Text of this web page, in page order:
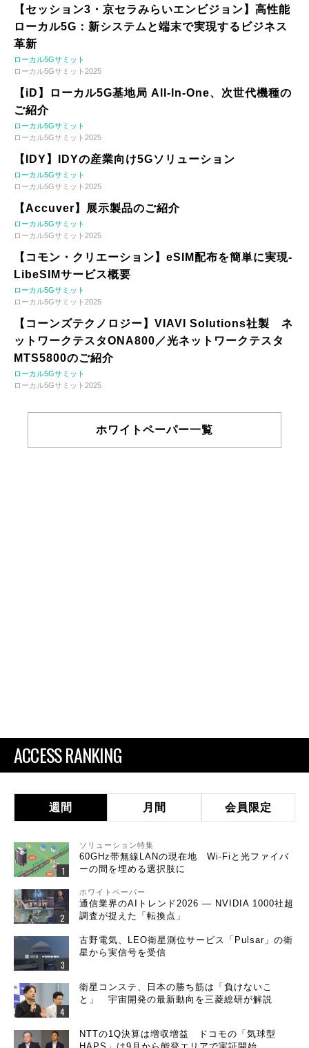
【セッション3・京セラみらいエンビジョン】高性能
ローカル5G：新システムと端末で実現するビジネス
革新
ローカル5Gサミット
ローカル5Gサミット2025
【iD】ローカル5G基地局 All-In-One、次世代機種の
ご紹介
ローカル5Gサミット
ローカル5Gサミット2025
【IDY】IDYの産業向け5Gソリューション
ローカル5Gサミット
ローカル5Gサミット2025
【Accuver】展示製品のご紹介
ローカル5Gサミット
ローカル5Gサミット2025
【コモン・クリエーション】eSIM配布を簡単に実現-
LibeSIMサービス概要
ローカル5Gサミット
ローカル5Gサミット2025
【コーンズテクノロジー】VIAVI Solutions社製 ネ
ットワークテスタONA800／光ネットワークテスタ
MTS5800のご紹介
ローカル5Gサミット
ローカル5Gサミット2025
ホワイトペーパー一覧
ACCESS RANKING
週間 月間 会員限定
ソリューション特集
60GHz帯無線LANの現在地 Wi-Fiと光ファイバ
ーの間を埋める選択肢に
ホワイトペーパー
通信業界のAIトレンド2026 ― NVIDIA 1000社超
調査が捉えた「転換点」
古野電気、LEO衛星測位サービス「Pulsar」の衛
星から実信号を受信
衛星コンステ、日本の勝ち筋は「負けないこ
と」 宇宙開発の最新動向を三菱総研が解説
NTTの1Q決算は増収増益 ドコモの「気球型